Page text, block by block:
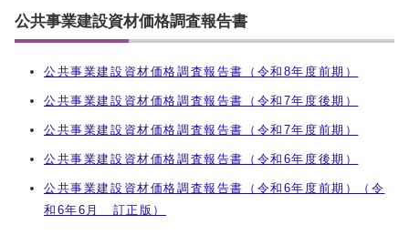
公共事業建設資材価格調査報告書
公共事業建設資材価格調査報告書（令和8年度前期）
公共事業建設資材価格調査報告書（令和7年度後期）
公共事業建設資材価格調査報告書（令和7年度前期）
公共事業建設資材価格調査報告書（令和6年度後期）
公共事業建設資材価格調査報告書（令和6年度前期）（令
和6年6月 訂正版）